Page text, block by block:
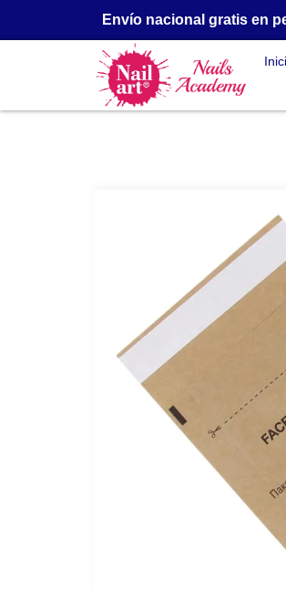
Envío nacional gratis en